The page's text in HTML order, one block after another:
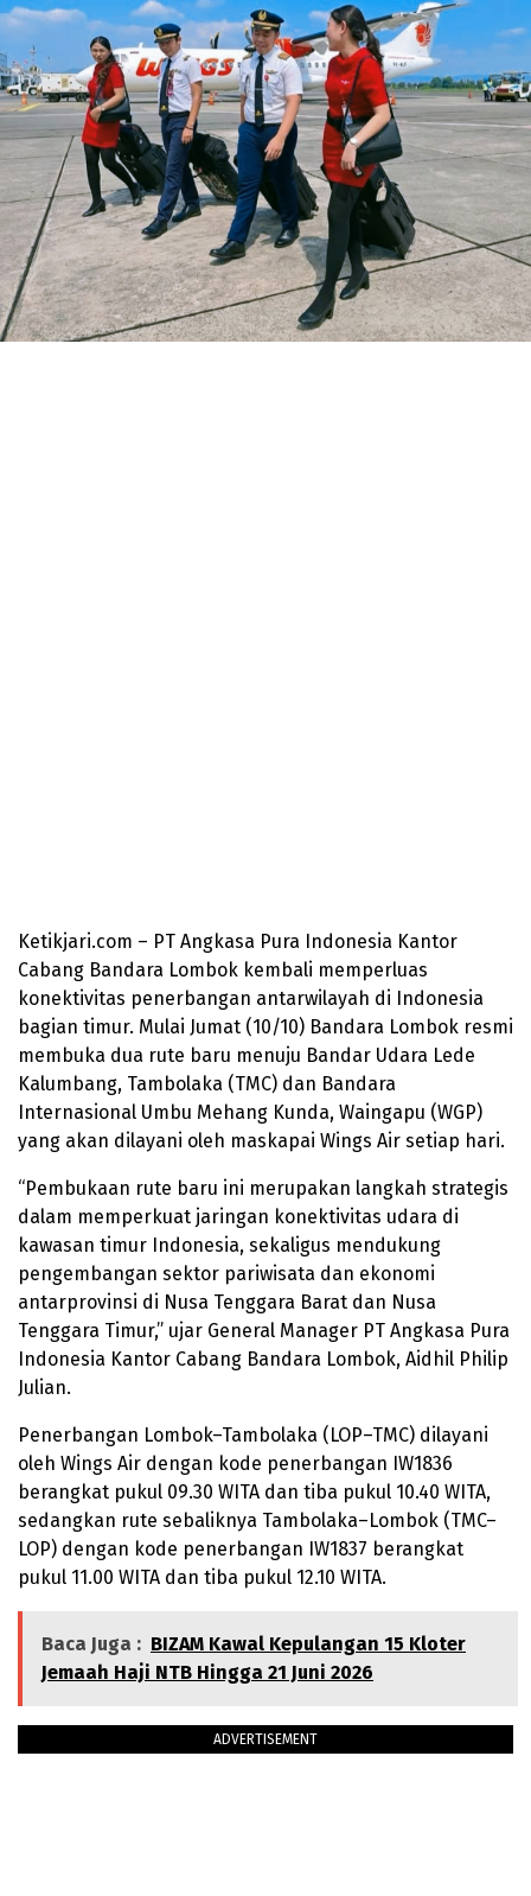
Ketikjari.com – PT Angkasa Pura Indonesia Kantor
Cabang Bandara Lombok kembali memperluas
konektivitas penerbangan antarwilayah di Indonesia
bagian timur. Mulai Jumat (10/10) Bandara Lombok resmi
membuka dua rute baru menuju Bandar Udara Lede
Kalumbang, Tambolaka (TMC) dan Bandara
Internasional Umbu Mehang Kunda, Waingapu (WGP)
yang akan dilayani oleh maskapai Wings Air setiap hari.
“Pembukaan rute baru ini merupakan langkah strategis
dalam memperkuat jaringan konektivitas udara di
kawasan timur Indonesia, sekaligus mendukung
pengembangan sektor pariwisata dan ekonomi
antarprovinsi di Nusa Tenggara Barat dan Nusa
Tenggara Timur,” ujar General Manager PT Angkasa Pura
Indonesia Kantor Cabang Bandara Lombok, Aidhil Philip
Julian.
Penerbangan Lombok–Tambolaka (LOP–TMC) dilayani
oleh Wings Air dengan kode penerbangan IW1836
berangkat pukul 09.30 WITA dan tiba pukul 10.40 WITA,
sedangkan rute sebaliknya Tambolaka–Lombok (TMC–
LOP) dengan kode penerbangan IW1837 berangkat
pukul 11.00 WITA dan tiba pukul 12.10 WITA.
Baca Juga : BIZAM Kawal Kepulangan 15 Kloter
Jemaah Haji NTB Hingga 21 Juni 2026
ADVERTISEMENT